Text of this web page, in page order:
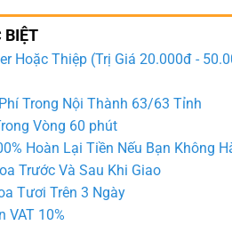
BIỆT
Hoặc Thiệp (Trị Giá 20.000đ -
Trong Nội Thành 63/63 Tỉnh
Vòng 60 phút
Hoàn Lại Tiền Nếu Bạn Không
Trước Và Sau Khi Giao
Tươi Trên 3 Ngày
VAT 10%